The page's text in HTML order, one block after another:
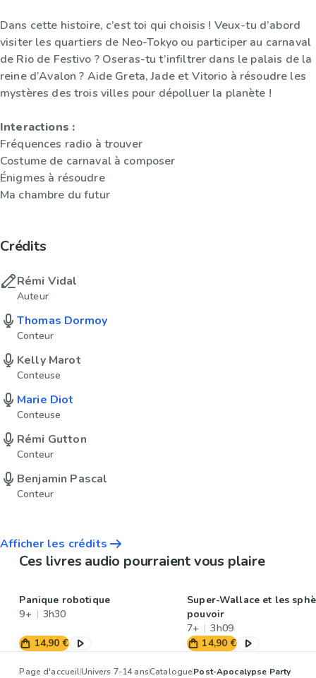
Dans cette histoire, c’est toi qui choisis ! Veux-tu d’abord
visiter les quartiers de Neo-Tokyo ou participer au carnaval
de Rio de Festivo ? Oseras-tu t’infiltrer dans le palais de la
reine d’Avalon ? Aide Greta, Jade et Vitorio à résoudre les
mystères des trois villes pour dépolluer la planète !
Interactions :
Fréquences radio à trouver
Costume de carnaval à composer
Énigmes à résoudre
Ma chambre du futur
Crédits
Rémi Vidal
Auteur
Thomas Dormoy
Conteur
Kelly Marot
Conteuse
Marie Diot
Conteuse
Rémi Gutton
Conteur
Benjamin Pascal
Conteur
Afficher les crédits
Ces livres audio pourraient vous plaire
Panique robotique
9+
3h30
14,90 €
Super-Wallace et les
pouvoir
7+
3h09
14,90 €
Page d'accueilUnivers 7-14 ansCataloguePost-Apocalypse Party